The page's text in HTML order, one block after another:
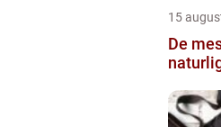
15
De